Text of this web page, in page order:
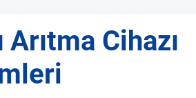
Cihazı